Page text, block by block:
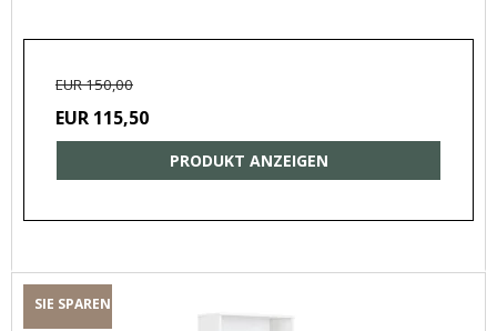
EUR 150,00
EUR 115,50
PRODUKT ANZEIGEN
SIE SPAREN